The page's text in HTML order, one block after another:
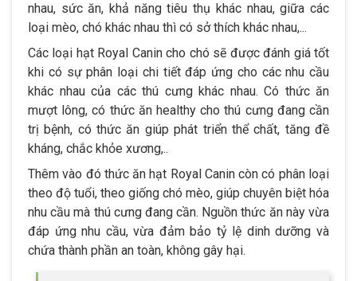
nhau, sức ăn, khả năng tiêu thụ khác nhau, giữa các
loại mèo, chó khác nhau thì có sở thích khác nhau,...
Các loại hạt Royal Canin cho chó sẽ được đánh giá tốt
khi có sự phân loại chi tiết đáp ứng cho các nhu cầu
khác nhau của các thú cưng khác nhau. Có thức ăn
mượt lông, có thức ăn healthy cho thú cưng đang cần
trị bệnh, có thức ăn giúp phát triển thể chất, tăng đề
kháng, chắc khỏe xương,..
Thêm vào đó thức ăn hạt Royal Canin còn có phân loại
theo độ tuổi, theo giống chó mèo, giúp chuyên biệt hóa
nhu cầu mà thú cưng đang cần. Nguồn thức ăn này vừa
đáp ứng nhu cầu, vừa đảm bảo tỷ lệ dinh dưỡng và
chứa thành phần an toàn, không gây hại.